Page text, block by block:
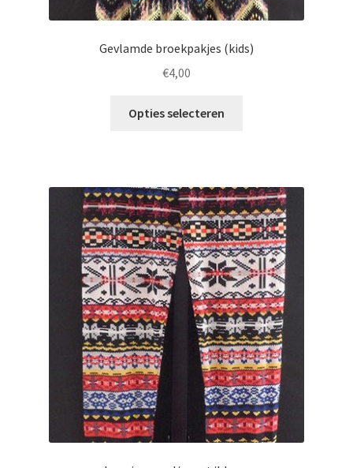
Gevlamde broekpakjes (kids)
€4,00
Opties selecteren